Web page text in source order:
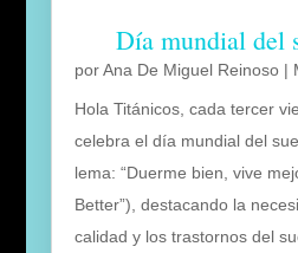
Día mundial del
porAna De Miguel Reinoso|
Hola Titánicos, cada tercer
celebra el día mundial del
lema: “Duerme bien, vive
Better”), destacando la
calidad y los trastornos del